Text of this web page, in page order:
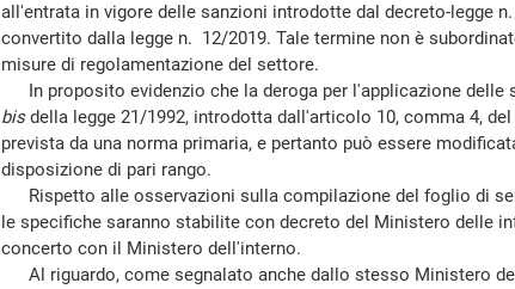
all'entrata in vigore delle sanzioni introdotte dal decreto-legge
convertito dalla legge n. 12/2019. Tale termine non è
misure di regolamentazione del settore.
In proposito evidenzio che la deroga per l'applicazione delle
bisdella legge 21/1992, introdotta dall'articolo 10, comma 4,
prevista da una norma primaria, e pertanto può essere
disposizione di pari rango.
Rispetto alle osservazioni sulla compilazione del foglio di
le specifiche saranno stabilite con decreto del Ministero delle
concerto con il Ministero dell'interno.
Al riguardo, come segnalato anche dallo stesso Ministero